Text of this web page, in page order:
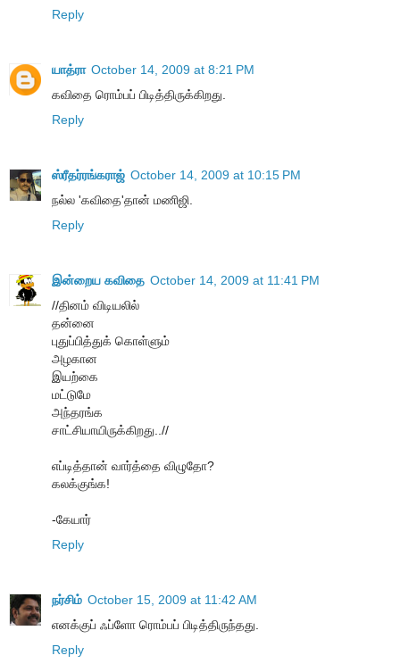
Reply
யாத்ரா October 14, 2009 at 8:21 PM
கவிதை ரொம்பப் பிடித்திருக்கிறது.
Reply
ஸ்ரீதர்ரங்கராஜ் October 14, 2009 at 10:15 PM
நல்ல 'கவிதை'தான் மணிஜி.
Reply
இன்றைய கவிதை October 14, 2009 at 11:41 PM
//தினம் விடியலில்
தன்னை
புதுப்பித்துக் கொள்ளும்
அழகான
இயற்கை
மட்டுமே
அந்தரங்க
சாட்சியாயிருக்கிறது..//
எப்டித்தான் வார்த்தை விழுதோ?
கலக்குங்க!
-கேயார்
Reply
நர்சிம் October 15, 2009 at 11:42 AM
எனக்குப் ஃப்ளோ ரொம்பப் பிடித்திருந்தது.
Reply